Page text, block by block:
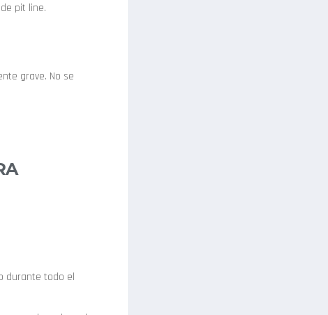
pit line.
grave. No se
durante todo el